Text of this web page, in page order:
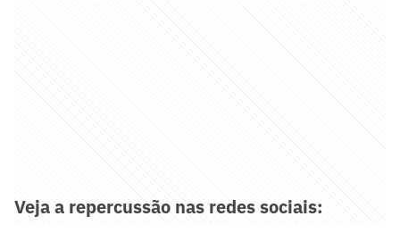
Veja a repercussão nas redes sociais: